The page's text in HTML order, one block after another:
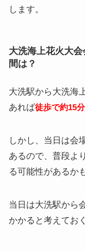
します。
大洗海上花火大
間は？
大洗駅から大洗海
あれば徒歩で約15分
しかし、当日は会
あるので、普段よ
る可能性があるか
当日は大洗駅から
かかると考えてお